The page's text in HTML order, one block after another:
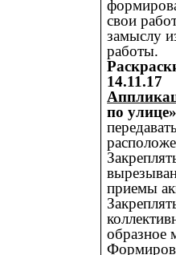
свои
замыслу
работы.
14.11.17
по
приемы
образное